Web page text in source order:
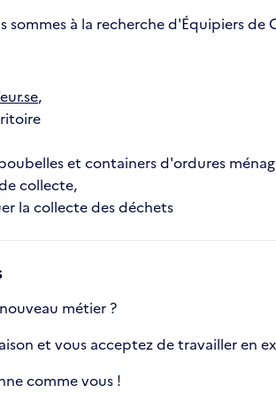
sommes à la recherche d'Équipiers
,
et containers d'ordures
collecte,
la collecte des déchets
métier ?
et vous acceptez de travailler en
comme vous !